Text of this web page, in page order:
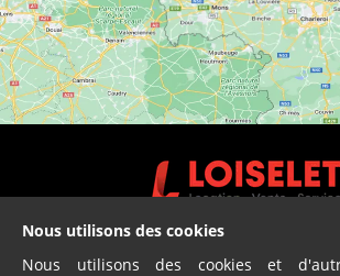
Vente - Service
Nous utilisons des cookies
Nous utilisons des cookies et